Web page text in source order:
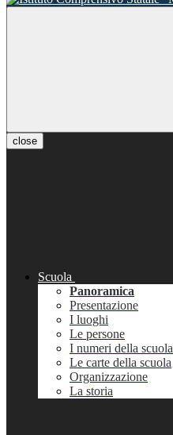
close
Scuola
Panoramica
Presentazione
I luoghi
Le persone
I numeri della scuola
Le carte della scuola
Organizzazione
La storia